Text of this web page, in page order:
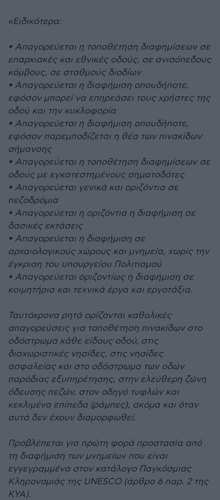
«Ειδικότερα:
• Απαγορεύεται η τοποθέτηση διαφημίσεων σε
επαρχιακές και εθνικές οδούς, σε ανισόπεδους
κόμβους, σε σταθμούς διοδίων
• Απαγορεύεται η διαφήμιση οπουδήποτε,
εφόσον μπορεί να επηρεάσει τους χρήστες της
οδού και την κυκλοφορία
• Απαγορεύεται η διαφήμιση οπουδήποτε,
εφόσον παρεμποδίζεται η θέα των πινακίδων
σήμανσης
• Απαγορεύεται η τοποθέτηση διαφημίσεων σε
οδούς με εγκατεστημένους σηματοδότες
• Απαγορεύεται γενικά και οριζόντια σε
πεζοδρόμια
• Απαγορεύεται η οριζόντια η διαφήμιση σε
δασικές εκτάσεις
• Απαγορεύεται η διαφήμιση σε
αρχαιολογικούς χώρους και μνημεία, χωρίς την
έγκριση του υπουργείου Πολιτισμού
• Απαγορεύεται οριζοντίως η διαφήμιση σε
κοιμητήρια και τεχνικά έργα και εργοτάξια.
Ταυτόχρονα ρητά ορίζονται καθολικές
απαγορεύσεις για τοποθέτηση πινακίδων στο
οδόστρωμα κάθε είδους οδού, στις
διαχωριστικές νησίδες, στις νησίδες
ασφαλείας και στο οδόστρωμα των οδών
παρόδιας εξυπηρέτησης, στην ελεύθερη ζώνη
όδευσης πεζών, στον οδηγό τυφλών και
κεκλιμένα επίπεδα (ράμπες), ακόμα και όταν
αυτά δεν έχουν διαμορφωθεί.
Προβλέπεται για πρώτη φορά προστασία από
τη διαφήμιση των μνημείων που είναι
εγγεγραμμένα στον κατάλογο Παγκόσμιας
Κληρονομιάς της UNESCO (άρθρο 6 παρ. 2 της
ΚΥΑ).